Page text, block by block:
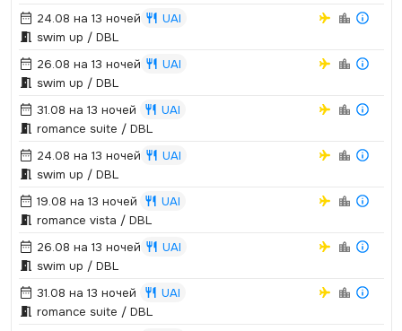
24.08 на 13 ночей
UAI
swim up / DBL
26.08 на 13 ночей
UAI
swim up / DBL
31.08 на 13 ночей
UAI
romance suite / DBL
24.08 на 13 ночей
UAI
swim up / DBL
19.08 на 13 ночей
UAI
romance vista / DBL
26.08 на 13 ночей
UAI
swim up / DBL
31.08 на 13 ночей
UAI
romance suite / DBL